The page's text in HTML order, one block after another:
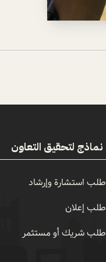
نماذج لتحقيق التعاون
طلب استشارة وإرشاد
طلب إعلان
طلب شريك أو مستثمر